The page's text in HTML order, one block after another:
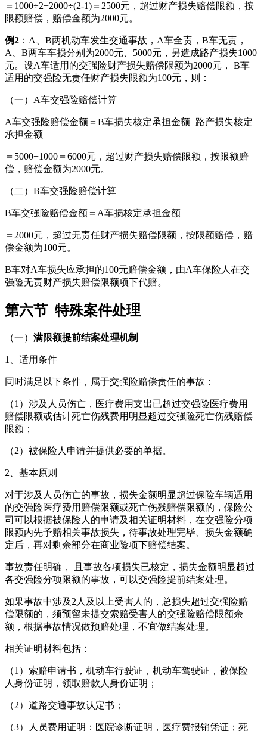
＝1000÷2+2000÷(2-1)＝2500元，超过财产损失赔偿限额，按
限额赔偿，赔偿金额为2000元。
例2 ：A、B两机动车发生交通事故，A车全责，B车无责，
A、B两车车损分别为2000元、5000元，另造成路产损失1000
元。设A车适用的交强险财产损失赔偿限额为2000元， B车
适用的交强险无责任财产损失限额为100元，则：
（一）A车交强险赔偿计算
A车交强险赔偿金额＝B车损失核定承担金额+路产损失核定
承担金额
＝5000+1000＝6000元，超过财产损失赔偿限额，按限额赔
偿，赔偿金额为2000元。
（二）B车交强险赔偿计算
B车交强险赔偿金额＝A车损核定承担金额
＝2000元，超过无责任财产损失赔偿限额，按限额赔偿，赔
偿金额为100元。
B车对A车损失应承担的100元赔偿金额，由A车保险人在交
强险无责财产损失赔偿限额项下代赔。
第六节 特殊案件处理
（一） 满限额提前结案处理机制
1、适用条件
同时满足以下条件，属于交强险赔偿责任的事故：
（1）涉及人员伤亡，医疗费用支出已超过交强险医疗费用
赔偿限额或估计死亡伤残费用明显超过交强险死亡伤残赔偿
限额；
（2）被保险人申请并提供必要的单据。
2、基本原则
对于涉及人员伤亡的事故，损失金额明显超过保险车辆适用
的交强险医疗费用赔偿限额或死亡伤残赔偿限额的，保险公
司可以根据被保险人的申请及相关证明材料，在交强险分项
限额内先予赔相关事故损失，待事故处理完毕、损失金额确
定后，再对剩余部分在商业险项下赔偿结案。
事故责任明确， 且事故各项损失已核定，损失金额明显超过
各交强险分项限额的事故，可以交强险提前结案处理。
如果事故中涉及2人及以上受害人的，总损失超过交强险赔
偿限额的，须预留未提交索赔受害人的交强险赔偿限额余
额，根据事故情况做预赔处理，不宜做结案处理。
相关证明材料包括：
（1）索赔申请书，机动车行驶证，机动车驾驶证，被保险
人身份证明，领取赔款人身份证明；
（2）道路交通事故认定书；
（3）人员费用证明：医院诊断证明，医疗费报销凭证；死